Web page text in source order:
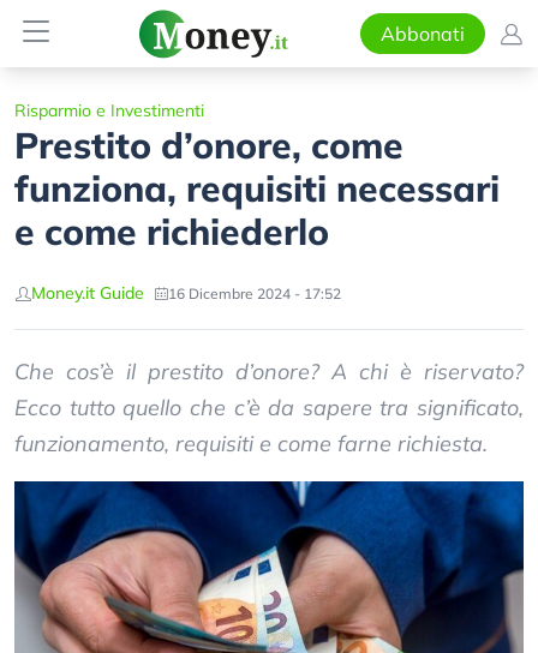
Abbonati
Risparmio e Investimenti
Prestito d’onore, come
funziona, requisiti necessari
e come richiederlo
Money.it Guide 16 Dicembre 2024 - 17:52
Che cos’è il prestito d’onore? A chi è riservato?
Ecco tutto quello che c’è da sapere tra significato,
funzionamento, requisiti e come farne richiesta.